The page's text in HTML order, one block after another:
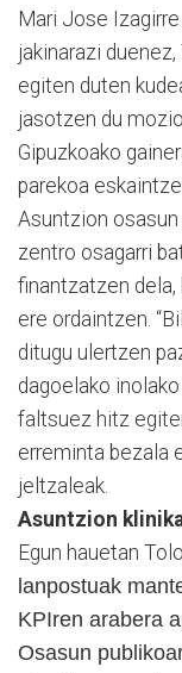
Mari Jose
jakinarazi
egiten duten
jasotzen du
Gipuzkoako
parekoa
Asuntzion osasun
zentro osagarri
finantzatzen dela,
ere ordaintzen.
ditugu ulertzen
dagoelako
faltsuez hitz
erreminta bezala
jeltzaleak.
Asuntzion
Egun hauetan
lanpostuak
KPIren arabera
Osasun